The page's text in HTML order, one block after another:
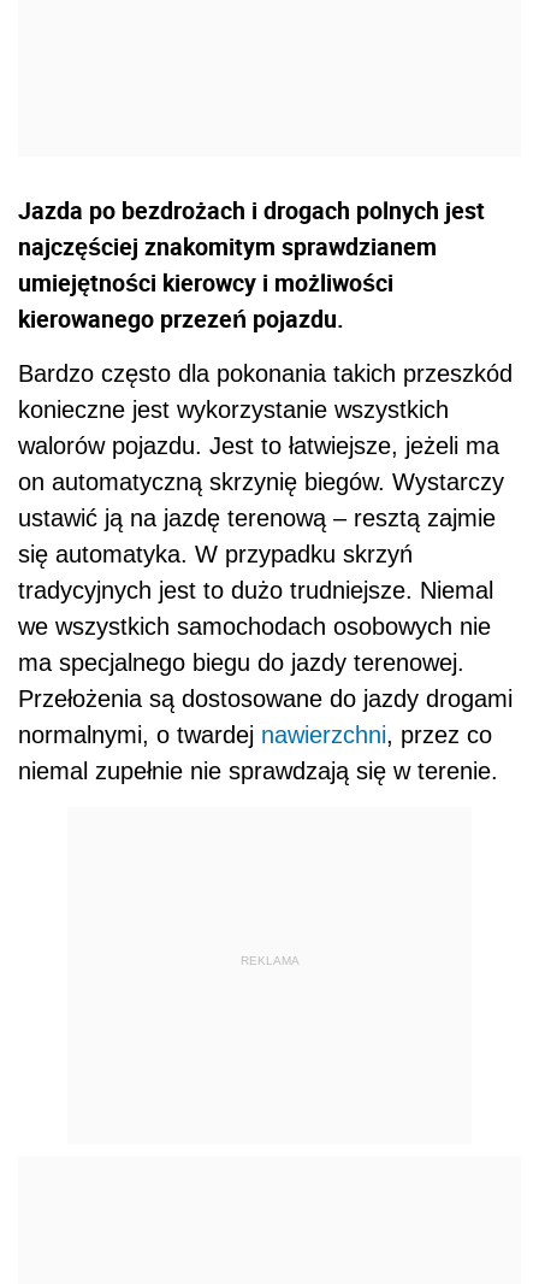
Jazda po bezdrożach i drogach polnych jest
najczęściej znakomitym sprawdzianem
umiejętności kierowcy i możliwości
kierowanego przezeń pojazdu.
Bardzo często dla pokonania takich przeszkód
konieczne jest wykorzystanie wszystkich
walorów pojazdu. Jest to łatwiejsze, jeżeli ma
on automatyczną skrzynię biegów. Wystarczy
ustawić ją na jazdę terenową – resztą zajmie
się automatyka. W przypadku skrzyń
tradycyjnych jest to dużo trudniejsze. Niemal
we wszystkich samochodach osobowych nie
ma specjalnego biegu do jazdy terenowej.
Przełożenia są dostosowane do jazdy drogami
normalnymi, o twardej nawierzchni, przez co
niemal zupełnie nie sprawdzają się w terenie.
REKLAMA